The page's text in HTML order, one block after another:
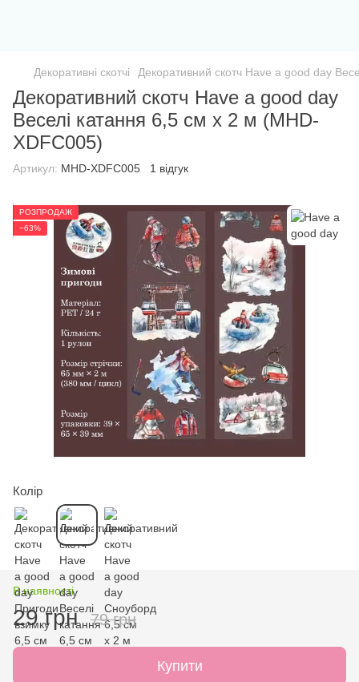
Декоративні скотчі Декоративний скотч Have a good day
Декоративний скотч Have a good day
Веселі катання 6,5 см x 2 м (MHD-
XDFC005)
Артикул: MHD-XDFC005 1 відгук
РОЗПРОДАЖ
−63%
Колір
В наявності
29 грн 79 грн
Купити